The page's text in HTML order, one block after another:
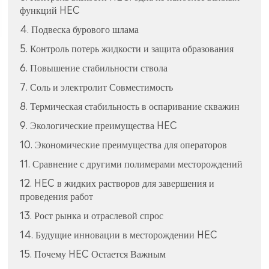
функций HEC
4. Подвеска бурового шлама
5. Контроль потерь жидкости и защита образования
6. Повышение стабильности ствола
7. Соль и электролит Совместимость
8. Термическая стабильность в оспаривание скважин
9. Экологические преимущества HEC
10. Экономические преимущества для операторов
11. Сравнение с другими полимерами месторождений
12. HEC в жидких растворов для завершения и
проведения работ
13. Рост рынка и отраслевой спрос
14. Будущие инновации в месторождении HEC
15. Почему HEC Остается Важным